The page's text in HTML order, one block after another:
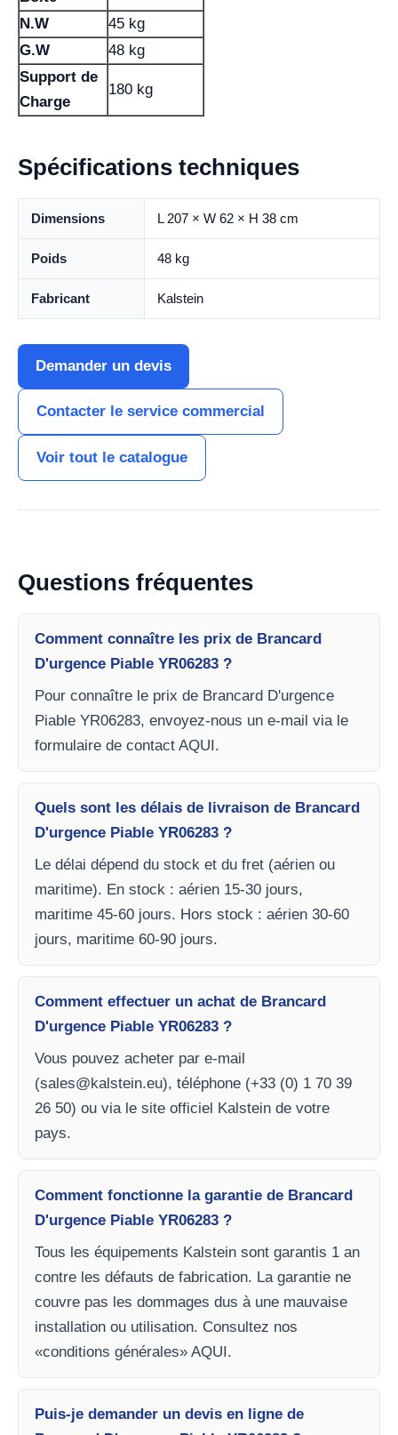
N.W
45 kg
G.W
48 kg
Support de
Charge
180 kg
Spécifications techniques
Dimensions L 207 × W 62 × H 38 cm
Poids 48 kg
Fabricant Kalstein
Demander un devis
Contacter le service commercial
Voir tout le catalogue
Questions fréquentes
Comment connaître les prix de Brancard
D'urgence Piable YR06283 ?
Pour connaître le prix de Brancard D'urgence
Piable YR06283, envoyez-nous un e-mail via le
formulaire de contact AQUI.
Quels sont les délais de livraison de Brancard
D'urgence Piable YR06283 ?
Le délai dépend du stock et du fret (aérien ou
maritime). En stock : aérien 15-30 jours,
maritime 45-60 jours. Hors stock : aérien 30-60
jours, maritime 60-90 jours.
Comment effectuer un achat de Brancard
D'urgence Piable YR06283 ?
Vous pouvez acheter par e-mail
(sales@kalstein.eu), téléphone (+33 (0) 1 70 39
26 50) ou via le site officiel Kalstein de votre
pays.
Comment fonctionne la garantie de Brancard
D'urgence Piable YR06283 ?
Tous les équipements Kalstein sont garantis 1 an
contre les défauts de fabrication. La garantie ne
couvre pas les dommages dus à une mauvaise
installation ou utilisation. Consultez nos
«conditions générales» AQUI.
Puis-je demander un devis en ligne de